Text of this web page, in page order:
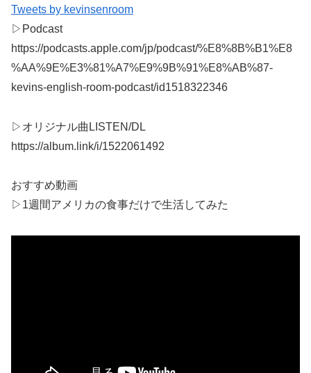
Tweets by kevinsenroom
▷Podcast
https://podcasts.apple.com/jp/podcast/%E8%8B%B1%E8
%AA%9E%E3%81%A7%E9%9B%91%E8%AB%87-
kevins-english-room-podcast/id1518322346
▷オリジナル曲LISTEN/DL
https://album.link/i/1522061492
おすすめ動画
▷1週間アメリカの食事だけで生活してみた